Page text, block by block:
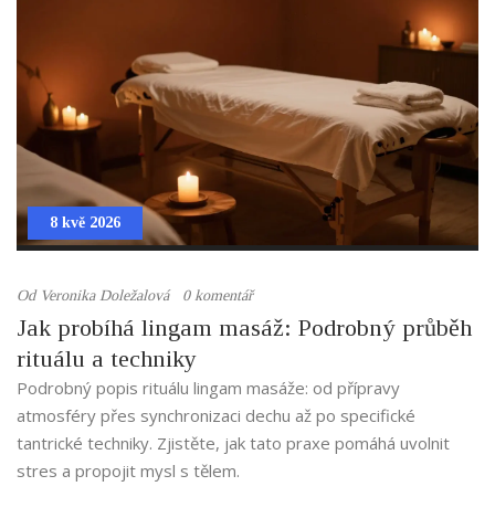
8 kvě 2026
Od Veronika Doležalová 0 komentář
Jak probíhá lingam masáž: Podrobný průběh
rituálu a techniky
Podrobný popis rituálu lingam masáže: od přípravy
atmosféry přes synchronizaci dechu až po specifické
tantrické techniky. Zjistěte, jak tato praxe pomáhá uvolnit
stres a propojit mysl s tělem.